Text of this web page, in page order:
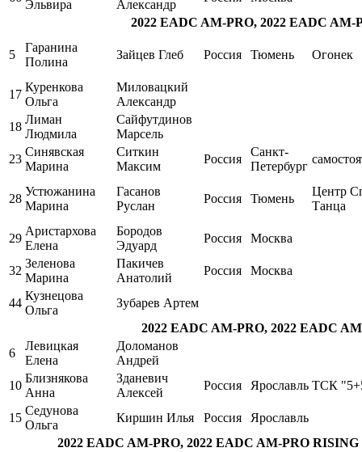
Эльвира
Александр
2022 EADC AM-PRO, 2022 EADC
5
Гаранина
Полина
Зайцев Глеб Россия Тюмень Огонек
17
Куренкова
Ольга
Миловацкий
Александр
18
Лиман
Людмила
Сайфутдинов
Марсель
23
Синявская
Марина
Ситкин
Максим
Россия
Санкт-
Петербург
28
Устюжанина
Марина
Гасанов
Руслан
Россия Тюмень
Центр
Танца
29
Аристархова
Елена
Бородов
Эдуард
Россия Москва
32
Зеленова
Марина
Пакичев
Анатолий
Россия Москва
44
Кузнецова
Ольга
Зубарев Артем
2022 EADC AM-PRO, 2022 EADC
6
Левицкая
Елена
Доломанов
Андрей
10
Близнякова
Анна
Зданевич
Алексей
Россия Ярославль ТСК
15
Седунова
Ольга
Киршин Илья Россия
Ярославль
2022 EADC AM-PRO, 2022 EADC AM-PRO